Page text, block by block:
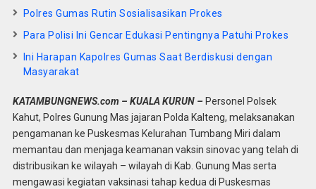
Polres Gumas Rutin Sosialisasikan Prokes
Para Polisi Ini Gencar Edukasi Pentingnya Patuhi Prokes
Ini Harapan Kapolres Gumas Saat Berdiskusi dengan
Masyarakat
KATAMBUNGNEWS.com – KUALA KURUN – Personel Polsek
Kahut, Polres Gunung Mas jajaran Polda Kalteng, melaksanakan
pengamanan ke Puskesmas Kelurahan Tumbang Miri dalam
memantau dan menjaga keamanan vaksin sinovac yang telah di
distribusikan ke wilayah – wilayah di Kab. Gunung Mas serta
mengawasi kegiatan vaksinasi tahap kedua di Puskesmas